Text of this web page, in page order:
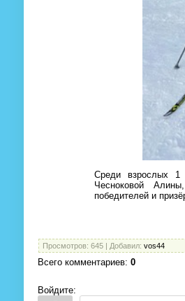
Среди взрослых
Чесноковой
победителей и
По
Просмотров: 645 | Добавил: vos44
Всего комментариев: 0
Войдите: